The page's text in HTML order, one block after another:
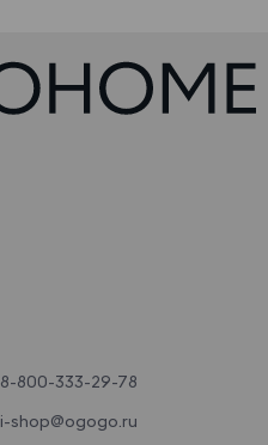
8-800-333-29-78
i-shop@ogogo.ru